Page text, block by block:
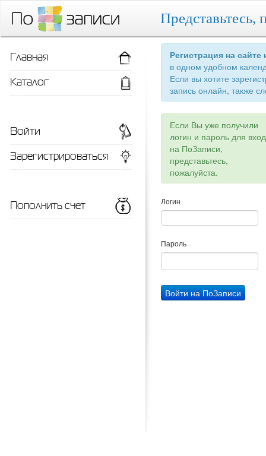
Представьтесь,
Регистрация на
в одном удобном
Если вы хотите
запись онлайн, также
Если Вы уже получили
логин и пароль для
на ПоЗаписи,
представьтесь,
пожалуйста.
Логин
Пароль
Главная
Каталог
Войти
Зарегистрироваться
Пополнить счет